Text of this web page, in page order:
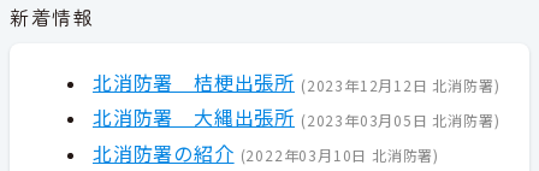
新着情報
北消防署 桔梗出張所 (2023年12月12日 北消防署)
北消防署 大縄出張所 (2023年03月05日 北消防署)
北消防署の紹介 (2022年03月10日 北消防署)